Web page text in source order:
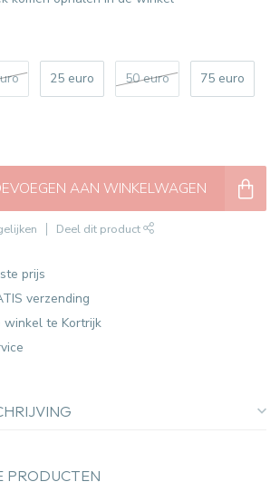
25 euro 50 euro 75 euro
AAN WINKELWAGEN
Deel dit product
prijs
verzending
te Kortrijk
PRODUCTEN